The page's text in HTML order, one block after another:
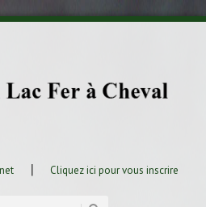
| Cliquez ici pour vous inscrire